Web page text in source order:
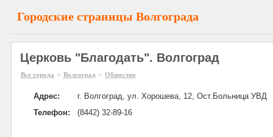
Городские страницы Волгограда
Церковь "Благодать". Волгоград
Все города » Волгоград » Общество
Адрес:
г. Волгоград, ул. Хорошева, 12, Ост.Больница УВД
Телефон:
(8442) 32-89-16